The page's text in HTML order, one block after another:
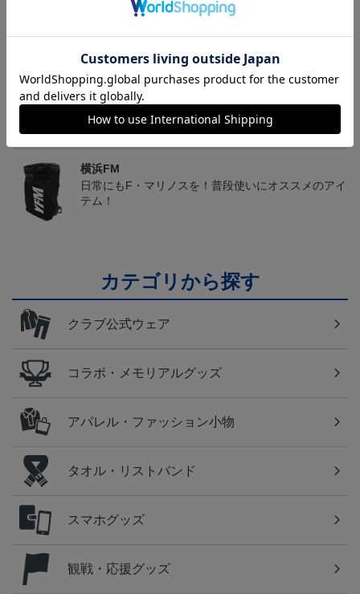
横浜FM
送料無料の併せ買いにオススメ！どの選手が当たる
かお楽しみのシークレットグッズ！
横浜FM
日常にもF・マリノスを！普段使いにオススメのアイ
テム！
カテゴリから探す
クラブ公式ウェア
コラボ・メモリアルグッズ
アパレル・ファッション小物
タオル・リストバンド
スマホグッズ
観戦・応援グッズ